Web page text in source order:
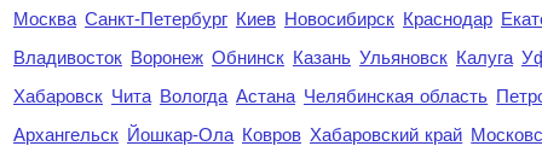
Москва Санкт-Петербург Киев Новосибирск Краснодар
Владивосток Воронеж Обнинск Казань Ульяновск Калуга
Хабаровск Чита Вологда Астана Челябинская область
Архангельск Йошкар-Ола Ковров Хабаровский край